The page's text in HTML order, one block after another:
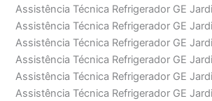
Assistência Técnica Refrigerador GE
Assistência Técnica Refrigerador GE
Assistência Técnica Refrigerador GE
Assistência Técnica Refrigerador GE
Assistência Técnica Refrigerador GE
Assistência Técnica Refrigerador GE